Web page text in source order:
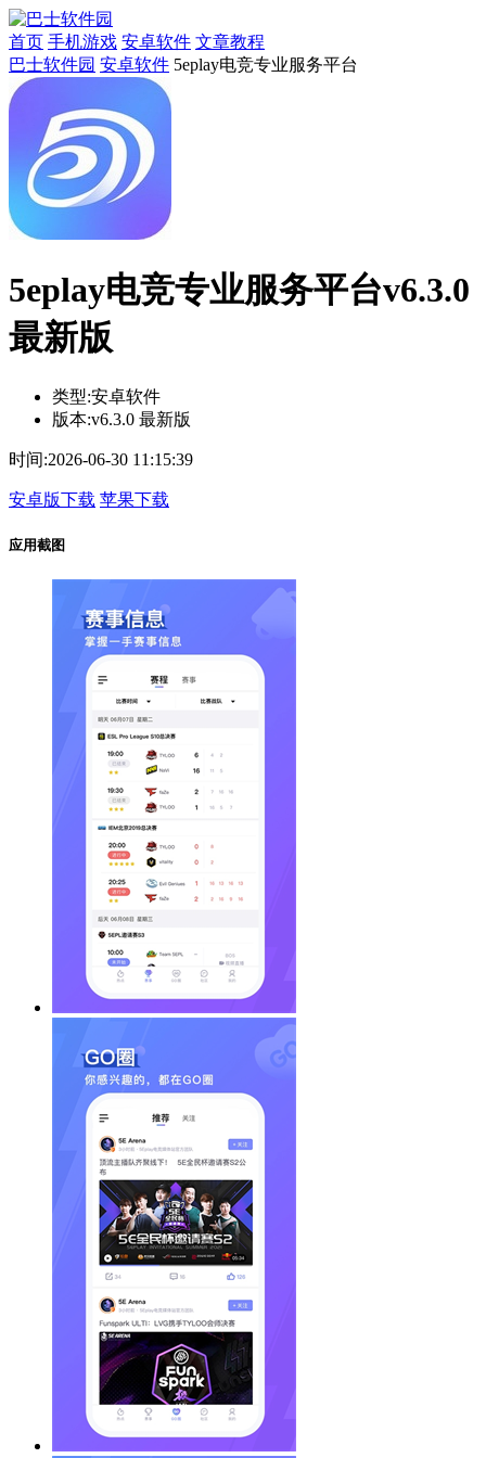
首页 手机游戏 安卓软件 文章教程
巴士软件园 安卓软件 5eplay电竞专业服务平台
5eplay电竞专业服务平台v6.3.0
最新版
类型:安卓软件
版本:v6.3.0 最新版
时间:2026-06-30 11:15:39
安卓版下载 苹果下载
应用截图